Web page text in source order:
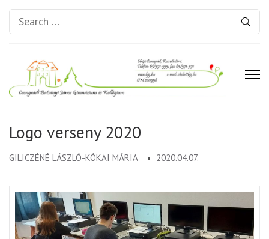
Search
for:
Gimnázium és Kollégium
Logo verseny 2020
GILICZÉNÉ LÁSZLÓ-KÓKAI MÁRIA 2020.04.07.